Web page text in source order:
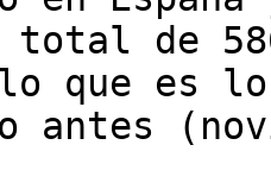
total de
que es lo
antes